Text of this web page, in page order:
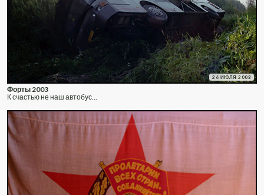
26 ИЮЛЯ 2003
Форты 2003
К счастью не наш автобус...